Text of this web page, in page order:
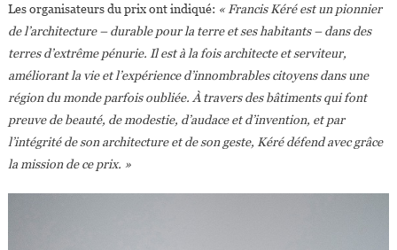
Les organisateurs du prix ont indiqué: « Francis Kéré est un pionnier
de l’architecture – durable pour la terre et ses habitants – dans des
terres d’extrême pénurie. Il est à la fois architecte et serviteur,
améliorant la vie et l’expérience d’innombrables citoyens dans une
région du monde parfois oubliée. À travers des bâtiments qui font
preuve de beauté, de modestie, d’audace et d’invention, et par
l’intégrité de son architecture et de son geste, Kéré défend avec grâce
la mission de ce prix. »